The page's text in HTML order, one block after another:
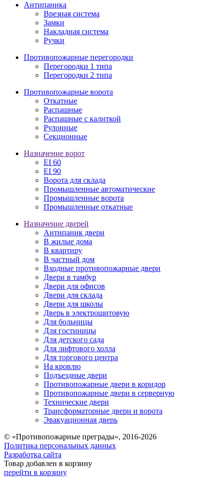
Антипаника
Врезная система
Замки
Накладная система
Ручки
Противопожарные перегородки
Перегородки 1 типа
Перегородки 2 типа
Противопожарные ворота
Откатные
Распашные
Распашные с калиткой
Рулонные
Секционные
Назначение ворот
EI 60
EI 90
Ворота для склада
Промышленные автоматические
Промышленные ворота
Промышленные откатные
Назначение дверей
Антипаник двери
В жилые дома
В квартиру
В частный дом
Входные противопожарные двери
Двери в тамбур
Двери для офисов
Двери для склада
Двери для школы
Дверь в электрощитовую
Для больницы
Для гостиницы
Для детского сада
Для лифтового холла
Для торгового центра
На кровлю
Подъездные двери
Противопожарные двери в коридор
Противопожарные двери в серверную
Технические двери
Трансформаторные двери и ворота
Эвакуационная дверь
© «Противопожарные преграды», 2016-2026
Политика персональных данных
Разработка сайта
Товар добавлен в корзину
перейти в корзину